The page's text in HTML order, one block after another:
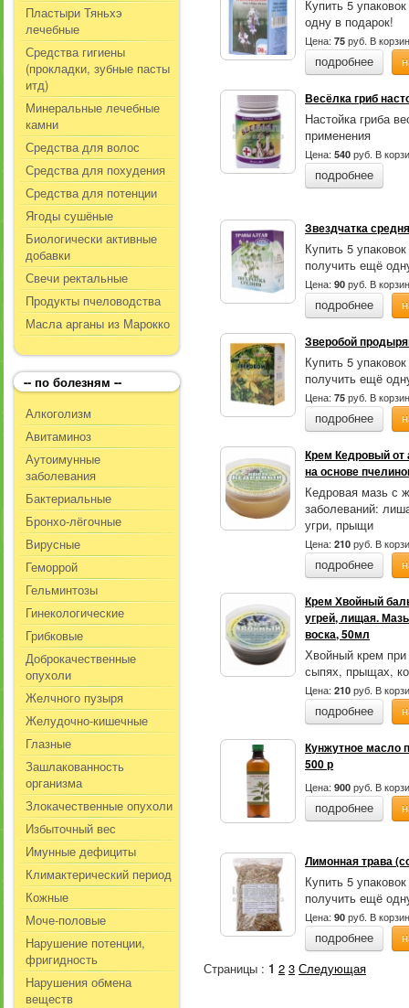
Пластыри Тяньхэ
лечебные
Средства гигиены
(прокладки, зубные пасты
итд)
Минеральные лечебные
камни
Средства для волос
Средства для похудения
Средства для потенции
Ягоды сушёные
Биологически активные
добавки
Свечи ректальные
Продукты пчеловодства
Масла арганы из Марокко
-- по болезням --
Алкоголизм
Авитаминоз
Аутоимунные
заболевания
Бактериальные
Бронхо-лёгочные
Вирусные
Геморрой
Гельминтозы
Гинекологические
Грибковые
Доброкачественные
опухоли
Желчного пузыря
Желудочно-кишечные
Глазные
Зашлакованность
организма
Злокачественные опухоли
Избыточный вес
Имунные дефициты
Климактерический период
Кожные
Моче-половые
Нарушение потенции,
фригидность
Нарушения обмена
веществ
Купить 5
одну в подарок!
Цена:75 руб. В
подробнее
Весёлка гриб
Настойка гриба
применения
Цена:540 руб. В
подробнее
Звездчатка
Купить 5
получить ещё
Цена:90 руб. В
подробнее
Зверобой
Купить 5
получить ещё
Цена:75 руб. В
подробнее
Крем Кедровый от
на основе
Кедровая мазь с
заболеваний:
угри, прыщи
Цена:210 руб. В
подробнее
Крем Хвойный
угрей, лищая.
воска, 50мл
Хвойный крем
сыпях, прыщах,
Цена:210 руб. В
подробнее
Кунжутное масло
500 р
Цена:900 руб. В
подробнее
Лимонная трава
Купить 5
получить ещё
Цена:90 руб. В
подробнее
Страницы : 1 2 3 Следующая